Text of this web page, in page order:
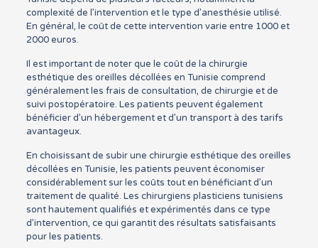
complexité de l’intervention et le type d’anesthésie utilisé.
En général, le coût de cette intervention varie entre 1000 et
2000 euros.
Il est important de noter que le coût de la chirurgie
esthétique des oreilles décollées en Tunisie comprend
généralement les frais de consultation, de chirurgie et de
suivi postopératoire. Les patients peuvent également
bénéficier d’un hébergement et d’un transport à des tarifs
avantageux.
En choisissant de subir une chirurgie esthétique des oreilles
décollées en Tunisie, les patients peuvent économiser
considérablement sur les coûts tout en bénéficiant d’un
traitement de qualité. Les chirurgiens plasticiens tunisiens
sont hautement qualifiés et expérimentés dans ce type
d’intervention, ce qui garantit des résultats satisfaisants
pour les patients.